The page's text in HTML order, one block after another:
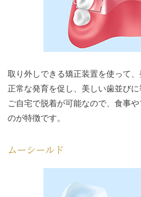
取り外しできる矯正装置を使って
正常な発育を促し、美しい歯並び
ご自宅で脱着が可能なので、食事
のが特徴です。
ムーシールド